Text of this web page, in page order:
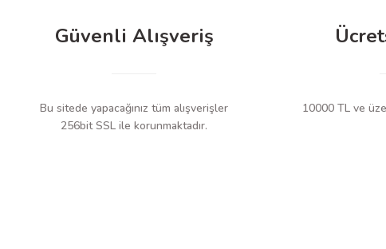
Güvenli Alışveriş
Bu sitede yapacağınız tüm alışverişler
256bit SSL ile korunmaktadır.
10000 TL ve